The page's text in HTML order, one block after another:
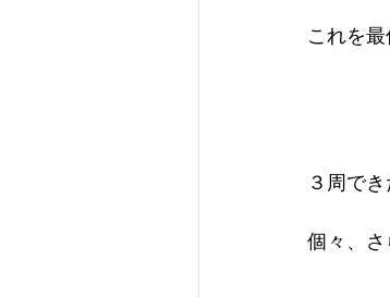
これを最
３周でき
個々、さ